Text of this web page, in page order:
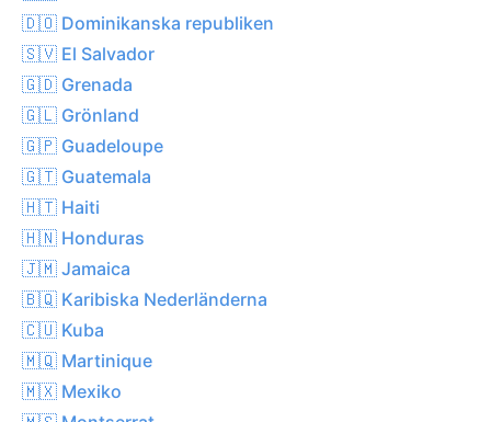
🇩🇴 Dominikanska republiken
🇸🇻 El Salvador
🇬🇩 Grenada
🇬🇱 Grönland
🇬🇵 Guadeloupe
🇬🇹 Guatemala
🇭🇹 Haiti
🇭🇳 Honduras
🇯🇲 Jamaica
🇧🇶 Karibiska Nederländerna
🇨🇺 Kuba
🇲🇶 Martinique
🇲🇽 Mexiko